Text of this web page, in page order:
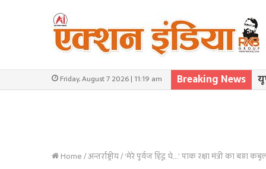
Friday, August 7 2026 | 11:19 am Breaking News
Home/अन्तर्राष्ट्रीय/‘मेरे पूर्वज हिंदू थे…’ पाक रक्षा मंत्री का बड़ा